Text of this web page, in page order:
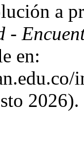
a
-
en:
2026).